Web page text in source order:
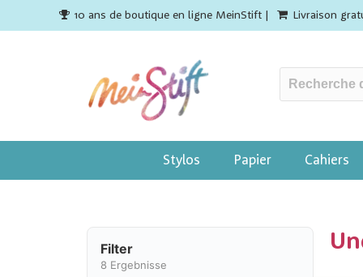
10 ans de boutique en ligne MeinStift | Livraison
Stylos Papier Cahiers
Filter
8 Ergebnisse